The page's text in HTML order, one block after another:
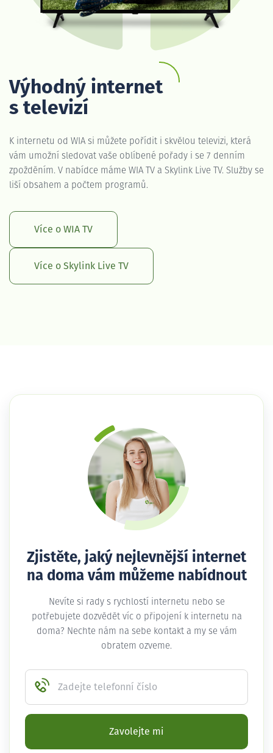
Výhodný internet
s televizí
K internetu od WIA si můžete pořídit i skvělou televizi, která
vám umožní sledovat vaše oblíbené pořady i se 7 denním
zpožděním. V nabídce máme WIA TV a Skylink Live TV. Služby se
liší obsahem a počtem programů.
Více o WIA TV
Více o Skylink Live TV
Zjistěte, jaký nejlevnější internet
na doma vám můžeme nabídnout
Nevíte si rady s rychlostí internetu nebo se
potřebujete dozvědět víc o připojení k internetu na
doma? Nechte nám na sebe kontakt a my se vám
obratem ozveme.
Zadejte telefonní číslo
Zavolejte mi